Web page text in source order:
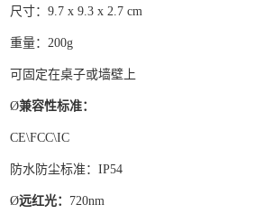
尺寸：9.7 x 9.3 x 2.7 cm
重量：200g
可固定在桌子或墙壁上
Ø兼容性标准：
CE\FCC\IC
防水防尘标准：IP54
Ø远红光： 720nm